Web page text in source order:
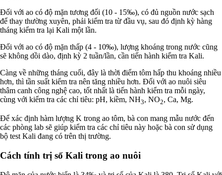
Đối với ao có độ mặn tương đối (10 - 15‰), có đủ nguồn nước sạch
để thay thường xuyên, phải kiểm tra từ đầu vụ, sau đó định kỳ hàng
tháng kiểm tra lại Kali một lần.
Đối với ao có độ mặn thấp (4 - 10‰), lượng khoáng trong nước cũng
sẽ không dồi dào, định kỳ 2 tuần/lần, cần tiến hành kiểm tra Kali.
Càng về những tháng cuối, đây là thời điểm tôm hấp thu khoáng nhiều
hơn, thì tần suất kiểm tra nên tăng nhiều hơn. Đối với ao nuôi siêu
thâm canh công nghệ cao, tốt nhất là tiến hành kiểm tra mỗi ngày,
cùng với kiểm tra các chỉ tiêu: pH, kiềm, NH3, NO2, Ca, Mg.
Để xác định hàm lượng K trong ao tôm, bà con mang mẫu nước đến
các phòng lab sẽ giúp kiểm tra các chỉ tiêu này hoặc bà con sử dụng
bộ test Kali đang có trên thị trường.
Cách tính trị số Kali trong ao nuôi